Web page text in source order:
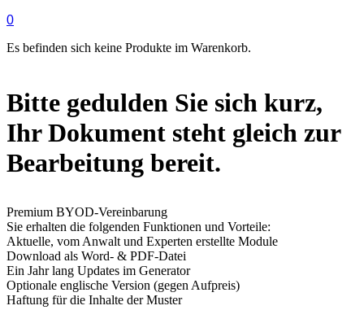
0
Es befinden sich keine Produkte im Warenkorb.
Bitte gedulden Sie sich kurz,
Ihr Dokument steht gleich zur
Bearbeitung bereit.
Premium BYOD-Vereinbarung
Sie erhalten die folgenden Funktionen und Vorteile:
Aktuelle, vom Anwalt und Experten erstellte Module
Download als Word- & PDF-Datei
Ein Jahr lang Updates im Generator
Optionale englische Version (gegen Aufpreis)
Haftung für die Inhalte der Muster